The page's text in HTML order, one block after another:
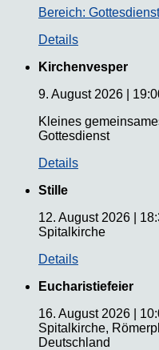
Bereich:
Details
Kirchenvesper
9. August 2026
Kleines
Gottesdienst
Details
Stille
12. August 2026
Spitalkirche
Details
Eucharistiefeier
16. August 2026
Spitalkirche,
Deutschland